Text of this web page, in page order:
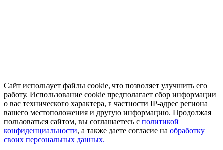
Сайт использует файлы cookie, что позволяет улучшить его
работу. Использование cookie предполагает сбор информации
о вас технического характера, в частности IP-адрес региона
вашего местоположения и другую информацию. Продолжая
пользоваться сайтом, вы соглашаетесь с политикой
конфиденциальности, а также даете согласие на обработку
своих персональных данных.